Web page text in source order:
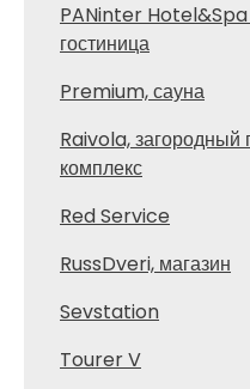
PANinter
гостиница
Premium, сауна
Raivola, загородный
комплекс
Red Service
RussDveri, магазин
Sevstation
Tourer V